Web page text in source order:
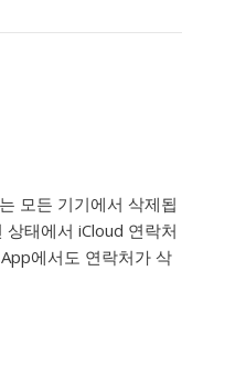
모든 기기에서 삭제됩
태에서 iCloud 연락처
에서도 연락처가 삭